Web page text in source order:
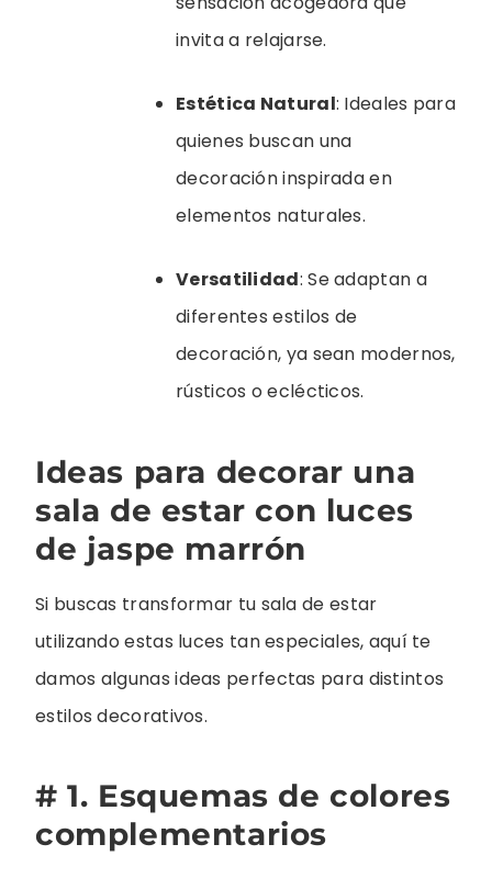
invita a relajarse.
Estética Natural: Ideales para
quienes buscan una
decoración inspirada en
elementos naturales.
Versatilidad: Se adaptan a
diferentes estilos de
decoración, ya sean modernos,
rústicos o eclécticos.
Ideas para decorar una
sala de estar con luces
de jaspe marrón
Si buscas transformar tu sala de estar
utilizando estas luces tan especiales, aquí te
damos algunas ideas perfectas para distintos
estilos decorativos.
# 1. Esquemas de colores
complementarios